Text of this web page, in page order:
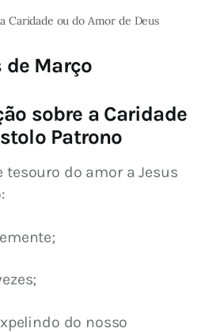
Caridade ou do Amor de Deus
de Março
sobre a Caridade
Patrono
tesouro do amor a Jesus
do nosso